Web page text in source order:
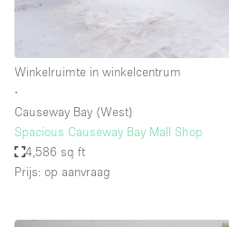
Winkelruimte in winkelcentrum
∙
Causeway Bay (West)
Spacious Causeway Bay Mall Shop
4,586 sq ft
Prijs: op aanvraag